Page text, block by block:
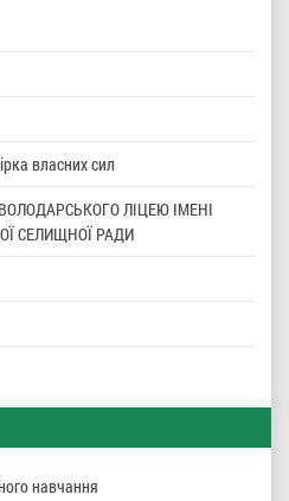
власних сил
ВОЛОДАРСЬКОГО ЛІЦЕЮ ІМЕНІ
СЕЛИЩНОЇ РАДИ
навчання